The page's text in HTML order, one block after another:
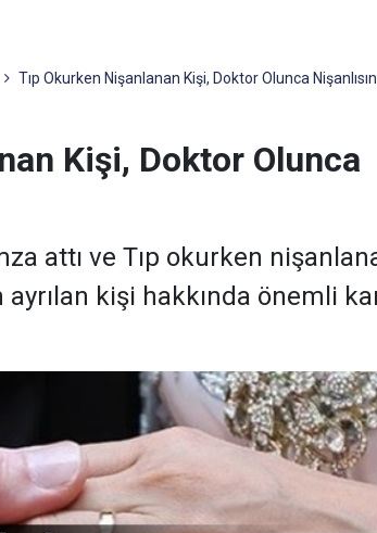
Tıp Okurken Nişanlanan Kişi, Doktor Olunca
Kişi, Doktor Olunca
attı ve Tıp okurken
kişi hakkında önemli